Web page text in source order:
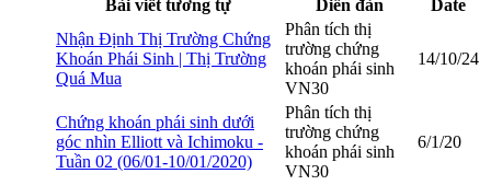
Bài viết tương tự Diễn đàn
Date
Nhận Định Thị Trường Chứng
Khoán Phái Sinh | Thị Trường
Quá Mua
Phân tích thị
trường chứng
khoán phái sinh
VN30
14/10/24
Chứng khoán phái sinh dưới
góc nhìn Elliott và Ichimoku -
Tuần 02 (06/01-10/01/2020)
Phân tích thị
trường chứng
khoán phái sinh
VN30
6/1/20